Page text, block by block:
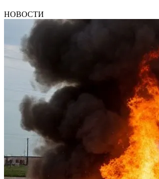
НОВОСТИ